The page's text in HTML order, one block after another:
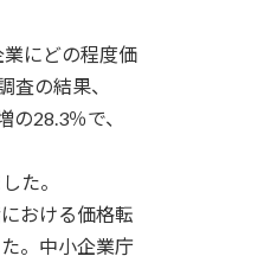
にどの程度価
の結果、
28.3％で、
た。
おける価格転
。中小企業庁